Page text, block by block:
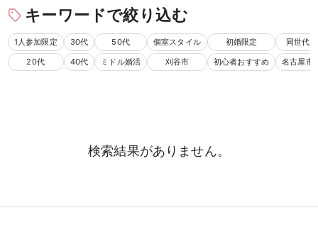
キーワードで絞り込む
1人参加限定
20代
30代
40代
50代
ミドル婚活
個室スタイル
刈谷市
初婚限定
初心者おすすめ
同世代
名古屋市
検索結果がありません。
男性 女性